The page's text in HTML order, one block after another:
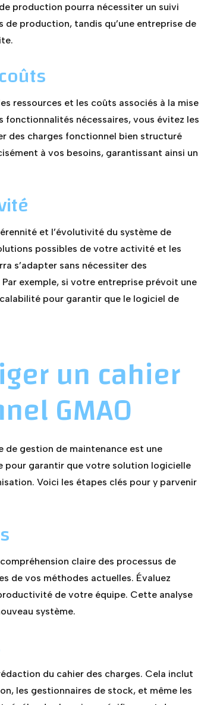
production pourra nécessiter un suivi
production, tandis qu’une entreprise de
ressources et les coûts associés à la mise
fonctionnalités nécessaires, vous évitez les
des charges fonctionnel bien structuré
à vos besoins, garantissant ainsi un
et l’évolutivité du système de
possibles de votre activité et les
s’adapter sans nécessiter des
exemple, si votre entreprise prévoit une
pour garantir que le logiciel de
un cahier
GMAO
de gestion de maintenance est une
garantir que votre solution logicielle
Voici les étapes clés pour y parvenir
claire des processus de
de vos méthodes actuelles. Évaluez
de votre équipe. Cette analyse
système.
du cahier des charges. Cela inclut
les gestionnaires de stock, et même les